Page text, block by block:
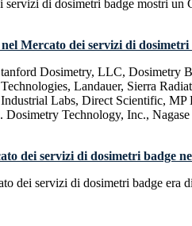
servizi di dosimetri badge mostri
Mercato dei servizi di dosimetri
Dosimetry, LLC, Dosimetry
Landauer, Sierra
Labs, Direct Scientific, MP
Dosimetry Technology, Inc.,
dei servizi di dosimetri badge
dei servizi di dosimetri badge era